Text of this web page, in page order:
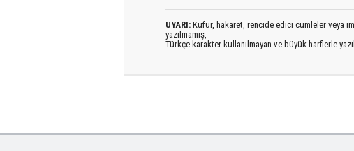
UYARI: Küfür, hakaret, rencide edici cümleler veya
yazılmamış,
Türkçe karakter kullanılmayan ve büyük harflerle